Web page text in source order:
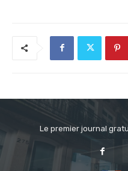
Le premier journal